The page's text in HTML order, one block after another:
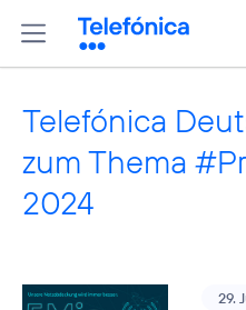
Telefónica
zum Thema
2024
29.